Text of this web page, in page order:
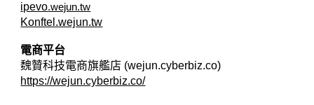
ipevo.wejun.tw
Konftel.wejun.tw
電商平台
魏贊科技電商旗艦店 (wejun.cyberbiz.co)
https://wejun.cyberbiz.co/